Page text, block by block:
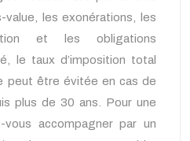
value, les exonérations, les
et les obligations
le taux d’imposition total
peut être évitée en cas de
plus de 30 ans. Pour une
accompagner par un